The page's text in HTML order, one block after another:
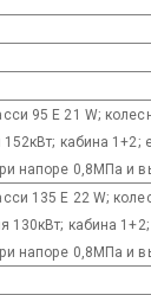
95 E 21 W;
кабина
напоре 0,8МПа и
135 E 22 W;
130кВт; кабина
напоре 0,8МПа и